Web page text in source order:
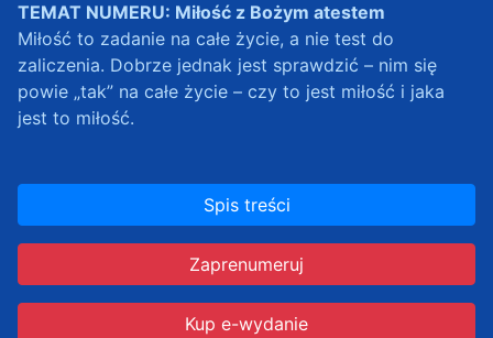
TEMAT NUMERU: Miłość z Bożym atestem
Miłość to zadanie na całe życie, a nie test do
zaliczenia. Dobrze jednak jest sprawdzić – nim się
powie „tak” na całe życie – czy to jest miłość i jaka
jest to miłość.
Spis treści
Zaprenumeruj
Kup e-wydanie